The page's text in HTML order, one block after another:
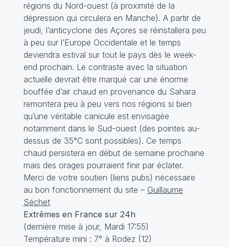
régions du Nord-ouest (à proximité de la
dépression qui circulera en Manche). A partir de
jeudi, l’anticyclone des Açores se réinstallera peu
à peu sur l’Europe Occidentale et le temps
deviendra estival sur tout le pays dès le week-
end prochain. Le contraste avec la situation
actuelle devrait être marqué car une énorme
bouffée d’air chaud en provenance du Sahara
remontera peu à peu vers nos régions si bien
qu’une véritable canicule est envisagée
notamment dans le Sud-ouest (des pointes au-
dessus de 35°C sont possibles). Ce temps
chaud persistera en début de semaine prochaine
mais des orages pourraient finir par éclater.
Merci de votre soutien (liens pubs) nécessaire
au bon fonctionnement du site – Guillaume
Séchet
Extrêmes en France sur 24h
(dernière mise à jour, Mardi 17:55)
Température mini : 7° à Rodez (12)